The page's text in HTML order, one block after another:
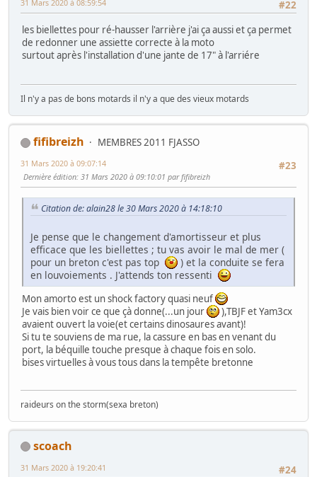
#22
31 Mars 2020 à 08:59:54
les biellettes pour ré-hausser l'arrière j'ai ça aussi et ça permet
de redonner une assiette correcte à la moto
surtout après l'installation d'une jante de 17" à l'arriére
Il n'y a pas de bons motards il n'y a que des vieux motards
fifibreizh
MEMBRES 2011 FJASSO
#23
31 Mars 2020 à 09:07:14
Dernière édition: 31 Mars 2020 à 09:10:01 par fifibreizh
Citation de: alain28 le 30 Mars 2020 à 14:18:10
Je pense que le changement d'amortisseur et plus
efficace que les biellettes ; tu vas avoir le mal de mer (
pour un breton c'est pas top
) et la conduite se fera
en louvoiements . J'attends ton ressenti
Mon amorto est un shock factory quasi neuf
Je vais bien voir ce que çà donne(...un jour
),TBJF et Yam3cx
avaient ouvert la voie(et certains dinosaures avant)!
Si tu te souviens de ma rue, la cassure en bas en venant du
port, la béquille touche presque à chaque fois en solo.
bises virtuelles à vous tous dans la tempête bretonne
raideurs on the storm(sexa breton)
scoach
#24
31 Mars 2020 à 19:20:41